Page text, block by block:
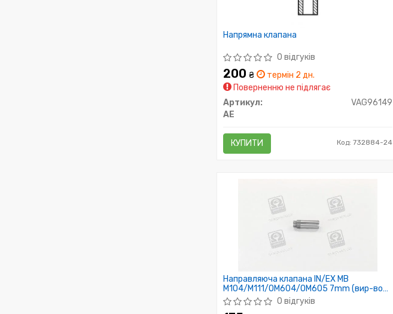
Напрямна клапана
0 відгуків
200 ₴
термін 2 дн.
Поверненню не підлягає
Артикул:
VAG96149
AE
КУПИТИ Код: 732884-24
Направляюча клапана IN/EX MB
M104/M111/OM604/OM605 7mm (вир-во
Metelli)
0 відгуків